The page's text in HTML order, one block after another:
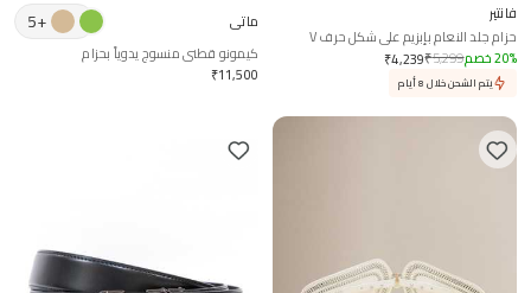
فانتير
حزام جلد النعام بإبزيم على شكل حرف V
₹4,239₹5,299 20% خصم
يتم الشحن خلال 8 أيام
ماتي +
5
كيمونو قطني منسوج يدوياً بحزام
₹11,500